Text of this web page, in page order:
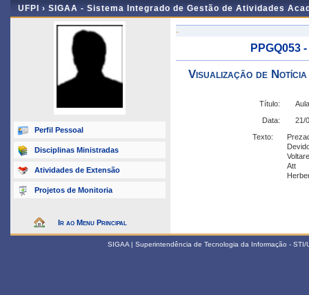
UFPI › SIGAA - Sistema Integrado de Gestão de Atividades
Perfil Pessoal
Disciplinas Ministradas
Atividades de Extensão
Projetos de Monitoria
Ir ao Menu Principal
-
PPGQ053
Visualização de Notícia
Título:
Data:
21/
Texto:
Att
SIGAA | Superintendência de Tecnologia da Informação -